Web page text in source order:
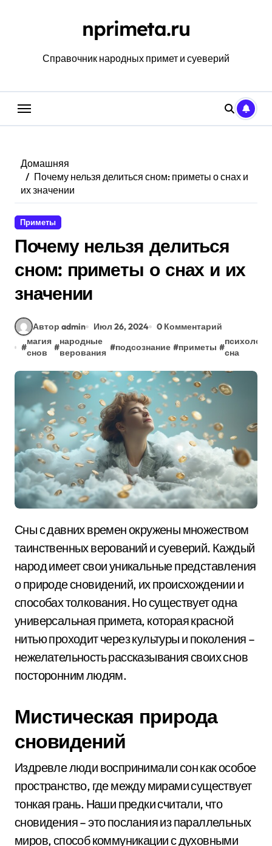
nprimeta.ru
Справочник народных примет и суеверий
Домашняя
Почему нельзя делиться сном: приметы о снах и
их значении
Приметы
Почему нельзя делиться
сном: приметы о снах и их
значении
Автор admin Июл 26, 2024
0 Комментарий
#
магия
снов
#
народные
верования
#подсознание #приметы #
сна
Сны с давних времен окружены множеством
таинственных верований и суеверий. Каждый
народ имеет свои уникальные представления
о природе сновидений, их происхождении и
способах толкования. Но существует одна
универсальная примета, которая красной
нитью проходит через культуры и поколения –
нежелательность рассказывания своих снов
посторонним людям.
Мистическая природа
сновидений
Издревле люди воспринимали сон как особое
пространство, где между мирами существует
тонкая грань. Наши предки считали, что
сновидения – это послания из параллельных
миров, способ коммуникации с духовными